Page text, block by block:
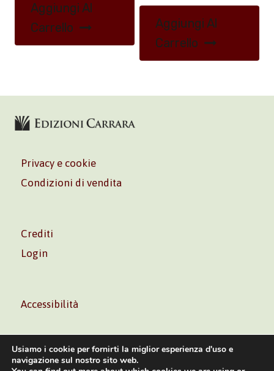
Aggiungi Al
Carrello
Aggiungi Al
Carrello
Privacy e cookie
Condizioni di vendita
Crediti
Login
Accessibilità
Usiamo i cookie per fornirti la miglior esperienza d'uso e
navigazione sul nostro sito web.